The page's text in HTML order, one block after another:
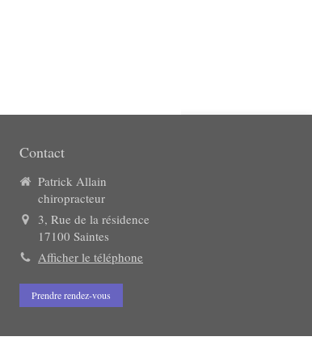
Contact
Patrick Allain
chiropracteur
3, Rue de la résidence
17100 Saintes
Afficher le téléphone
Prendre rendez-vous
informations sont manipulées.